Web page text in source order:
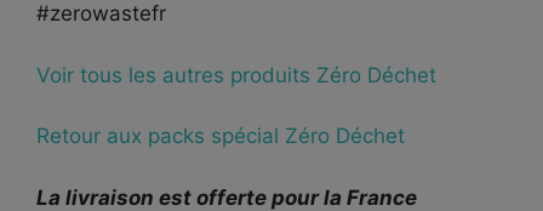
#zerowastefr
Voir tous les autres produits Zéro Déchet
Retour aux packs spécial Zéro Déchet
La livraison est offerte pour la France